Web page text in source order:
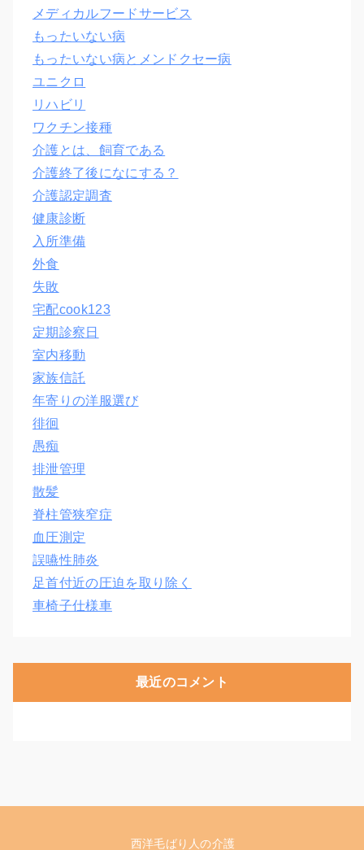
メディカルフードサービス
もったいない病
もったいない病とメンドクセー病
ユニクロ
リハビリ
ワクチン接種
介護とは、飼育である
介護終了後になにする？
介護認定調査
健康診断
入所準備
外食
失敗
宅配cook123
定期診察日
室内移動
家族信託
年寄りの洋服選び
徘徊
愚痴
排泄管理
散髪
脊柱管狭窄症
血圧測定
誤嚥性肺炎
足首付近の圧迫を取り除く
車椅子仕様車
最近のコメント
西洋毛ばり人の介護